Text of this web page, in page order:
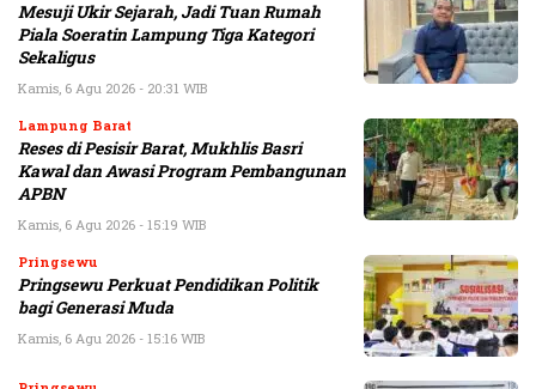
Mesuji Ukir Sejarah, Jadi Tuan Rumah
Piala Soeratin Lampung Tiga Kategori
Sekaligus
Kamis, 6 Agu 2026 - 20:31 WIB
Lampung Barat
Reses di Pesisir Barat, Mukhlis Basri
Kawal dan Awasi Program Pembangunan
APBN
Kamis, 6 Agu 2026 - 15:19 WIB
Pringsewu
Pringsewu Perkuat Pendidikan Politik
bagi Generasi Muda
Kamis, 6 Agu 2026 - 15:16 WIB